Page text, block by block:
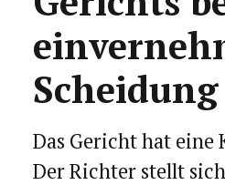
Scheidung
Das Gericht hat
Der Richter stellt